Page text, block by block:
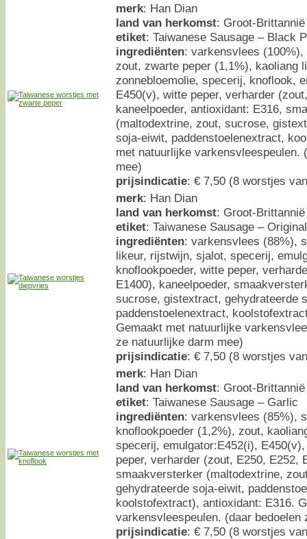
merk: Han Dian
land van herkomst: Groot-Brittannië
etiket: Taiwanese Sausage – Black
ingrediënten: varkensvlees
zout, zwarte peper (1,1%), kaoliang
zonnebloemolie, specerij, knoflook,
E450(v), witte peper, verharder
kaneelpoeder, antioxidant: E316,
(maltodextrine, zout, sucrose,
soja-eiwit, paddenstoelenextract,
met natuurlijke varkensvleespeulen.
mee)
prijsindicatie: € 7,50 (8 worstjes
merk: Han Dian
land van herkomst: Groot-Brittannië
etiket: Taiwanese Sausage – Original
ingrediënten: varkensvlees (88%),
likeur, rijstwijn, sjalot, specerij,
knoflookpoeder, witte peper,
E1400), kaneelpoeder,
sucrose, gistextract, gehydrateerde
paddenstoelenextract,
Gemaakt met natuurlijke
ze natuurlijke darm mee)
prijsindicatie: € 7,50 (8 worstjes
merk: Han Dian
land van herkomst: Groot-Brittannië
etiket: Taiwanese Sausage – Garlic
ingrediënten: varkensvlees (85%),
knoflookpoeder (1,2%), zout,
specerij, emulgator:E452(i),
peper, verharder (zout, E250, E252,
smaakversterker (maltodextrine,
gehydrateerde soja-eiwit,
koolstofextract), antioxidant: E316.
varkensvleespeulen. (daar bedoelen
prijsindicatie: € 7,50 (8 worstjes